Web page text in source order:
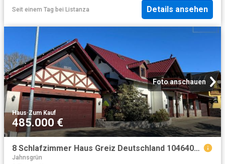
Seit einem Tag bei Listanza Details ansehen
Foto anschauen
Haus·Zum Kauf
485.000 €
8 Schlafzimmer Haus Greiz Deutschland 104640490
Jahnsgrün